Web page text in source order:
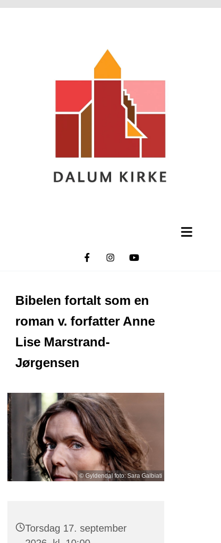
Bibelen fortalt som en
roman v. forfatter Anne
Lise Marstrand-
Jørgensen
© Gyldendal foto: Sara Galbiati
Torsdag 17. september